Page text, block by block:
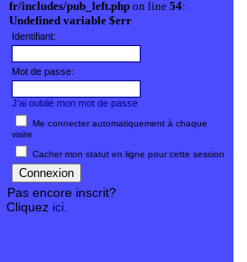
fr/includes/pub_left.php on line 54:
Undefined variable $err
Identifiant:
Mot de passe:
J'ai oublié mon mot de passe
Me connecter automatiquement à chaque
visite
Cacher mon statut en ligne pour cette session
Pas encore inscrit?
Cliquez ici